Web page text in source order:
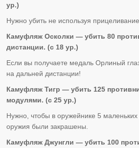
ур.)
Нужно убить не используя прицеливание.
Камуфляж Осколки — убить 80
дистанции. (с 18 ур.)
Если вы получаете медаль Орлиный
на дальней дистанции!
Камуфляж Тигр — убить 125
модулями. (с 25 ур.)
Нужно, чтобы в оружейнике 5 маленьких
оружия были закрашены.
Камуфляж Джунгли — убить 100